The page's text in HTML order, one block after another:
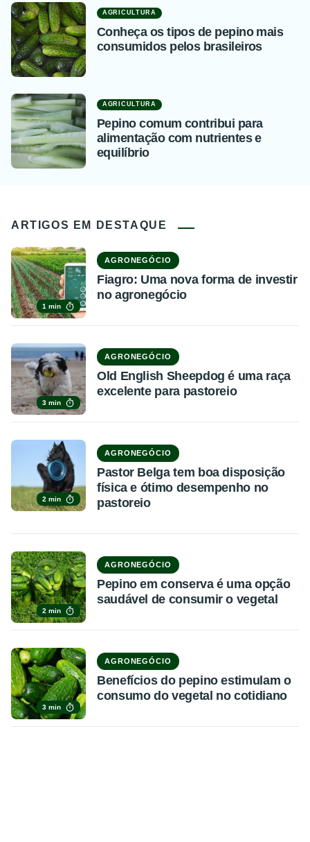
AGRICULTURA
Conheça os tipos de pepino mais
consumidos pelos brasileiros
AGRICULTURA
Pepino comum contribui para
alimentação com nutrientes e
equilíbrio
ARTIGOS EM DESTAQUE
1 min
AGRONEGÓCIO
Fiagro: Uma nova forma de investir
no agronegócio
3 min
AGRONEGÓCIO
Old English Sheepdog é uma raça
excelente para pastoreio
2 min
AGRONEGÓCIO
Pastor Belga tem boa disposição
física e ótimo desempenho no
pastoreio
2 min
AGRONEGÓCIO
Pepino em conserva é uma opção
saudável de consumir o vegetal
3 min
AGRONEGÓCIO
Benefícios do pepino estimulam o
consumo do vegetal no cotidiano